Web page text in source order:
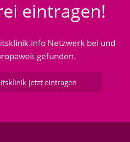
eintragen!
Netzwerk bei und
gefunden.
jetzt eintragen